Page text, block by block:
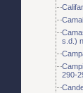
s.d.)
290-